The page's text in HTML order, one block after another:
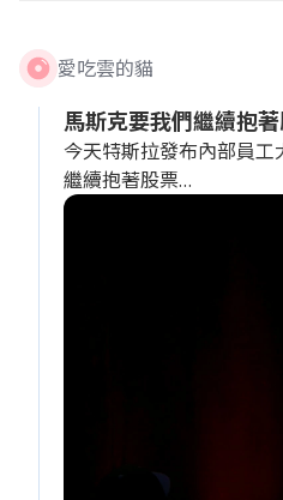
品狀況。
19:00 PM－20:00 PM：
同事，但有事那就得留下
要把台畜文化搬到美國
台灣，GG薪水還是很香
愛吃雲的貓
馬斯克要我們繼續抱著
今天特斯拉發布內部員
繼續抱著股票
https://x.com/i/